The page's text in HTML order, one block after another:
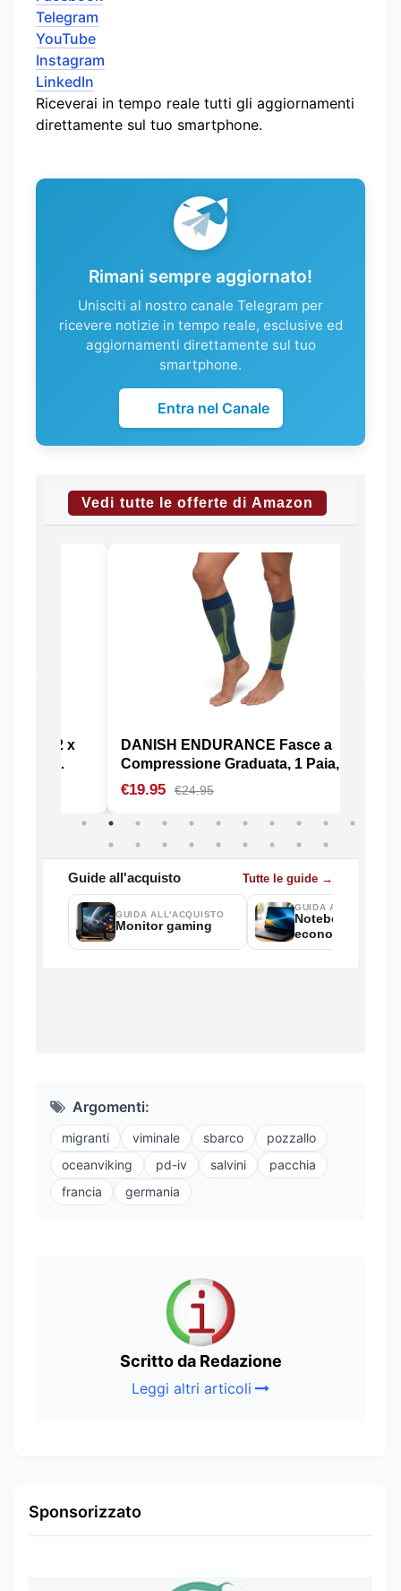
Telegram
YouTube
Instagram
LinkedIn
Riceverai in tempo reale tutti gli aggiornamenti
direttamente sul tuo smartphone.
Rimani sempre aggiornato!
Unisciti al nostro canale Telegram per
ricevere notizie in tempo reale, esclusive ed
aggiornamenti direttamente sul tuo
smartphone.
Entra nel Canale
Argomenti:
migranti viminale sbarco
pozzallo
oceanviking
pd-iv salvini
pacchia
francia
germania
Scritto da Redazione
Leggi altri articoli
Sponsorizzato